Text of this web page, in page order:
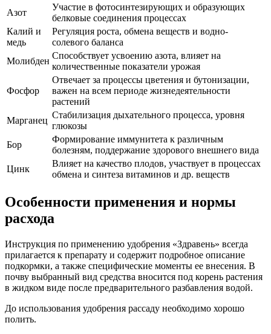
Азот
Участие в фотосинтезирующих и образующих
белковые соединения процессах
Калий и
медь
Регуляция роста, обмена веществ и водно-
солевого баланса
Молибден
Способствует усвоению азота, влияет на
количественные показатели урожая
Фосфор
Отвечает за процессы цветения и бутонизации,
важен на всем периоде жизнедеятельности
растений
Марганец
Стабилизация дыхательного процесса, уровня
глюкозы
Бор
Формирование иммунитета к различным
болезням, поддержание здорового внешнего вида
Цинк
Влияет на качество плодов, участвует в процессах
обмена и синтеза витаминов и др. веществ
Особенности применения и нормы
расхода
Инструкция по применению удобрения «Здравень» всегда
прилагается к препарату и содержит подробное описание
подкормки, а также специфические моменты ее внесения. В
почву выбранный вид средства вносится под корень растения
в жидком виде после предварительного разбавления водой.
До использования удобрения рассаду необходимо хорошо
полить.